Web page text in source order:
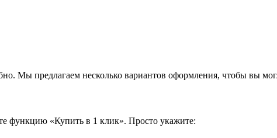
Мы предлагаем несколько вариантов оформления, чтобы вы
функцию «Купить в 1 клик». Просто укажите: